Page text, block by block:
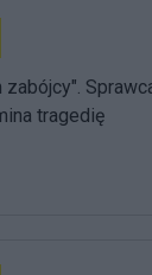
zabójcy".
tragedię